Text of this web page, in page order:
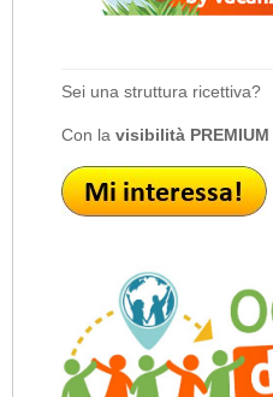
Sei una struttura ricettiva?
Con la visibilità PREMIUM